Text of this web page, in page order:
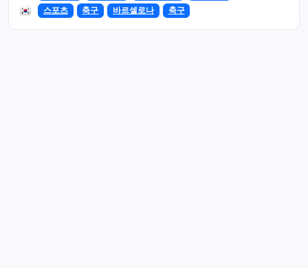
스포츠
축구 바르셀로나 축구